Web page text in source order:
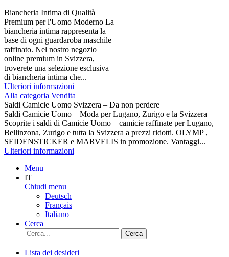
Biancheria Intima di Qualità
Premium per l'Uomo Moderno La
biancheria intima rappresenta la
base di ogni guardaroba maschile
raffinato. Nel nostro negozio
online premium in Svizzera,
troverete una selezione esclusiva
di biancheria intima che...
Ulteriori informazioni
Alla categoria Vendita
Saldi Camicie Uomo Svizzera – Da non perdere
Saldi Camicie Uomo – Moda per Lugano, Zurigo e la Svizzera
Scoprite i saldi di Camicie Uomo – camicie raffinate per Lugano,
Bellinzona, Zurigo e tutta la Svizzera a prezzi ridotti. OLYMP ,
SEIDENSTICKER e MARVELIS in promozione. Vantaggi...
Ulteriori informazioni
Menu
IT
Chiudi menu
Deutsch
Français
Italiano
Cerca
Cerca
Lista dei desideri